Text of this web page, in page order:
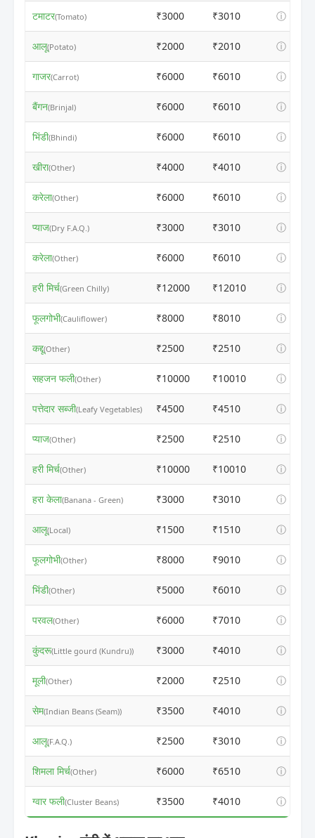
टमाटर(Tomato) ₹3000 ₹3010 ⓘ
आलू(Potato) ₹2000 ₹2010 ⓘ
गाजर(Carrot) ₹6000 ₹6010 ⓘ
बैंगन(Brinjal) ₹6000 ₹6010 ⓘ
भिंडी(Bhindi) ₹6000 ₹6010 ⓘ
खीरा(Other) ₹4000 ₹4010 ⓘ
करेला(Other) ₹6000 ₹6010 ⓘ
प्याज(Dry F.A.Q.) ₹3000 ₹3010 ⓘ
करेला(Other) ₹6000 ₹6010 ⓘ
हरी मिर्च(Green Chilly) ₹12000 ₹12010 ⓘ
फूलगोभी(Cauliflower) ₹8000 ₹8010 ⓘ
कद्दू(Other) ₹2500 ₹2510 ⓘ
सहजन फली(Other) ₹10000 ₹10010 ⓘ
पत्तेदार सब्जी(Leafy Vegetables) ₹4500 ₹4510 ⓘ
प्याज(Other) ₹2500 ₹2510 ⓘ
हरी मिर्च(Other) ₹10000 ₹10010 ⓘ
हरा केला(Banana - Green) ₹3000 ₹3010 ⓘ
आलू(Local) ₹1500 ₹1510 ⓘ
फूलगोभी(Other) ₹8000 ₹9010 ⓘ
भिंडी(Other) ₹5000 ₹6010 ⓘ
परवल(Other) ₹6000 ₹7010 ⓘ
कुंदरू(Little gourd (Kundru)) ₹3000 ₹4010 ⓘ
मूली(Other) ₹2000 ₹2510 ⓘ
सेम(Indian Beans (Seam)) ₹3500 ₹4010 ⓘ
आलू(F.A.Q.) ₹2500 ₹3010 ⓘ
शिमला मिर्च(Other) ₹6000 ₹6510 ⓘ
ग्वार फली(Cluster Beans) ₹3500 ₹4010 ⓘ